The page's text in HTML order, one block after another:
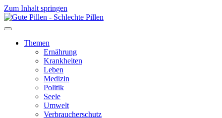
Zum Inhalt springen
Themen
Ernährung
Krankheiten
Leben
Medizin
Politik
Seele
Umwelt
Verbraucherschutz